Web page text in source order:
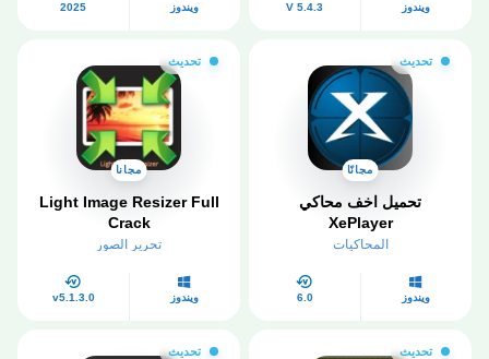
ويندوز V 5.4.3 ويندوز 2025
تحديث
مجانًا
تحميل اخف محاكي
XePlayer
المحاكيات
ويندوز 6.0
تحديث
مجانا
Light Image Resizer Full
Crack
تحرير الصور
ويندوز v5.1.3.0
تحديث تحديث